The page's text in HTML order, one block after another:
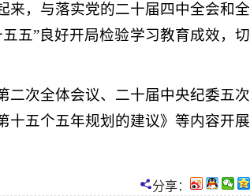
来，与落实党的二十届四中全会和全
五”良好开局检验学习教育成效，切
二次全体会议、二十届中央纪委五次
十五个五年规划的建议》等内容开展
分享：